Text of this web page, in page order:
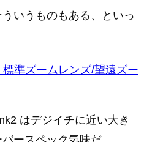
いうものもある、といっ
準ズームレンズ/望遠ズー
はデジイチに近い大き